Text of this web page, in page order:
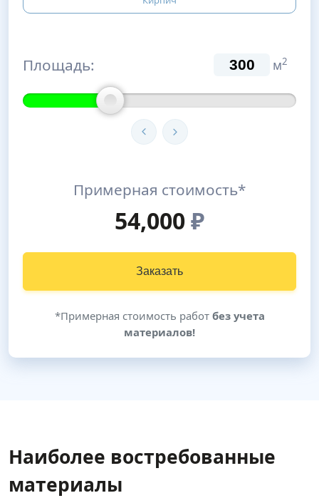
Площадь: м2
Примерная стоимость*
54,000₽
Заказать
*Примерная стоимость работ без учета
материалов!
Наиболее востребованные
материалы